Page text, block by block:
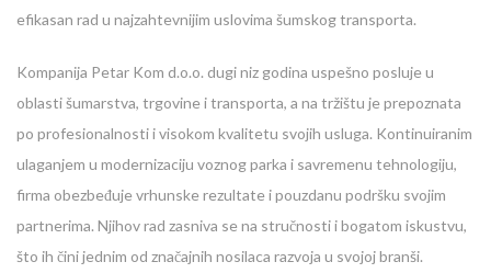
efikasan rad u najzahtevnijim uslovima šumskog transporta.
Kompanija Petar Kom d.o.o. dugi niz godina uspešno posluje u
oblasti šumarstva, trgovine i transporta, a na tržištu je prepoznata
po profesionalnosti i visokom kvalitetu svojih usluga. Kontinuiranim
ulaganjem u modernizaciju voznog parka i savremenu tehnologiju,
firma obezbeđuje vrhunske rezultate i pouzdanu podršku svojim
partnerima. Njihov rad zasniva se na stručnosti i bogatom iskustvu,
što ih čini jednim od značajnih nosilaca razvoja u svojoj branši.